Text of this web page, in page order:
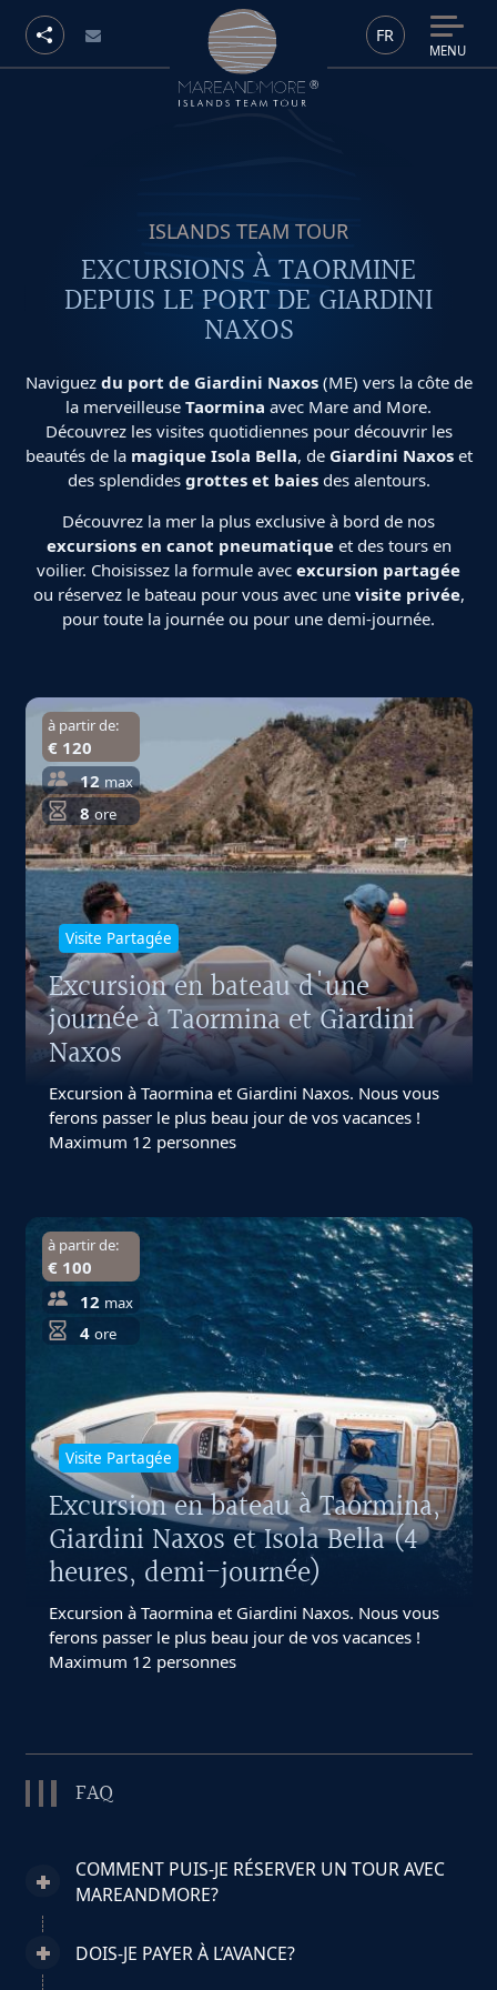
FR
MENU
ISLANDS TEAM TOUR
EXCURSIONS À TAORMINE
DEPUIS LE PORT DE GIARDINI
NAXOS
Naviguez du port de Giardini Naxos (ME) vers la côte de
la merveilleuse Taormina avec Mare and More.
Découvrez les visites quotidiennes pour découvrir les
beautés de la magique Isola Bella, de Giardini Naxoset
des splendides grottes et baiesdes alentours.
Découvrez la mer la plus exclusive à bord de nos
excursions en canot pneumatique et des tours en
voilier. Choisissez la formule avec excursion partagée
ou réservez le bateau pour vous avec une visite privée,
pour toute la journée ou pour une demi-journée.
à partir de:
€ 120
12 max
8 ore
Visite Partagée
Excursion en bateau d'une
journée à Taormina et Giardini
Naxos
Excursion à Taormina et Giardini Naxos. Nous vous
ferons passer le plus beau jour de vos vacances !
Maximum 12 personnes
à partir de:
€ 100
12 max
4 ore
Visite Partagée
Excursion en bateau à Taormina,
Giardini Naxos et Isola Bella (4
heures, demi-journée)
Excursion à Taormina et Giardini Naxos. Nous vous
ferons passer le plus beau jour de vos vacances !
Maximum 12 personnes
FAQ
COMMENT PUIS-JE RÉSERVER UN TOUR AVEC
MAREANDMORE?
DOIS-JE PAYER À L’AVANCE?